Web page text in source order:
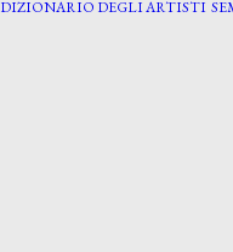
DIZIONARIO DEGLI ARTISTI